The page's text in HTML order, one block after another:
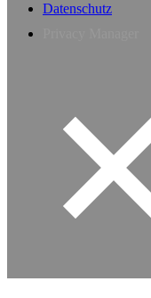
Datenschutz